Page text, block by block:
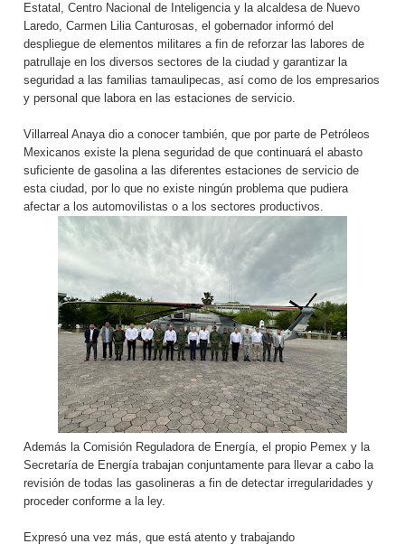
Estatal, Centro Nacional de Inteligencia y la alcaldesa de Nuevo
Laredo, Carmen Lilia Canturosas, el gobernador informó del
despliegue de elementos militares a fin de reforzar las labores de
patrullaje en los diversos sectores de la ciudad y garantizar la
seguridad a las familias tamaulipecas, así como de los empresarios
y personal que labora en las estaciones de servicio.
Villarreal Anaya dio a conocer también, que por parte de Petróleos
Mexicanos existe la plena seguridad de que continuará el abasto
suficiente de gasolina a las diferentes estaciones de servicio de
esta ciudad, por lo que no existe ningún problema que pudiera
afectar a los automovilistas o a los sectores productivos.
Además la Comisión Reguladora de Energía, el propio Pemex y la
Secretaría de Energía trabajan conjuntamente para llevar a cabo la
revisión de todas las gasolineras a fin de detectar irregularidades y
proceder conforme a la ley.
Expresó una vez más, que está atento y trabajando